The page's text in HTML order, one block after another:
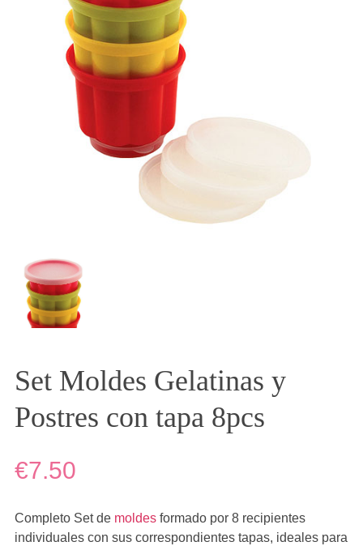
Set Moldes Gelatinas y
Postres con tapa 8pcs
€7.50
Completo Set de moldesformado por 8 recipientes
individuales con sus correspondientes tapas, ideales para